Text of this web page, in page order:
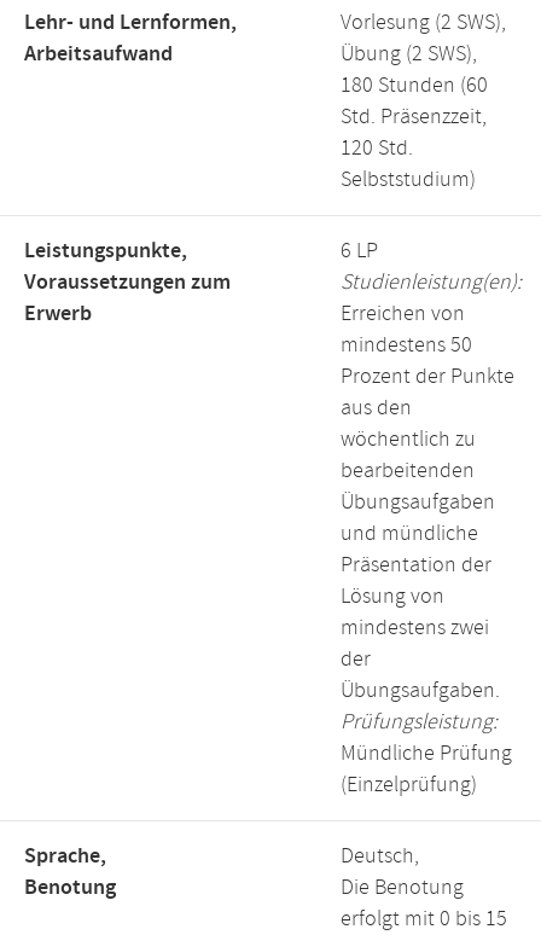
Lehr- und Lernformen,
Arbeitsaufwand
Vorlesung (2 SWS),
Übung (2 SWS),
180 Stunden (60
Std. Präsenzzeit,
120 Std.
Selbststudium)
Leistungspunkte,
Voraussetzungen zum
Erwerb
6 LP
Studienleistung(en):
Erreichen von
mindestens 50
Prozent der Punkte
aus den
wöchentlich zu
bearbeitenden
Übungsaufgaben
und mündliche
Präsentation der
Lösung von
mindestens zwei
der
Übungsaufgaben.
Prüfungsleistung:
Mündliche Prüfung
(Einzelprüfung)
Sprache,
Benotung
Deutsch,
Die Benotung
erfolgt mit 0 bis 15